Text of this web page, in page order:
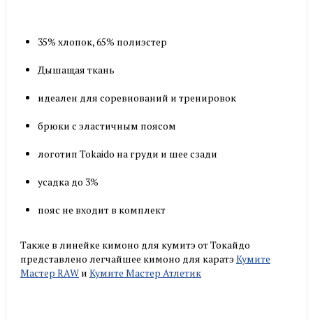
35% хлопок, 65% полиэстер
Дышащая ткань
идеален для соревнований и тренировок
брюки с эластичным поясом
логотип Tokaido на груди и шее сзади
усадка до 3%
пояс не входит в комплект
Также в линейке кимоно для кумитэ от Токайдо
представлено легчайшее кимоно для каратэ Кумите
Мастер RAW и Кумите Мастер Атлетик